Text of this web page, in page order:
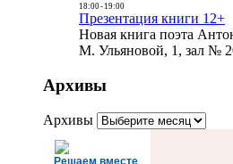
18:00- 19:00
Презентация книги 12+
Новая книга поэта
М. Ульяновой, 1, зал №
Архивы
Архивы
Решаем вместе